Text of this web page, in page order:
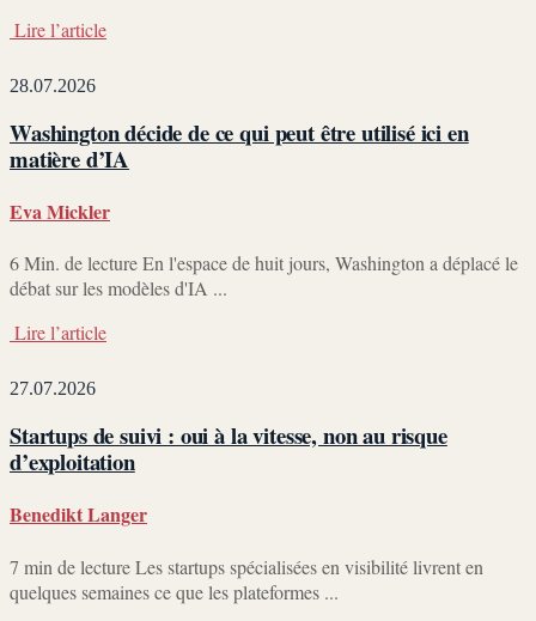
Lire l’article
28.07.2026
Washington décide de ce qui peut être utilisé ici en
matière d’IA
Eva Mickler
6 Min. de lecture En l'espace de huit jours, Washington a déplacé le
débat sur les modèles d'IA ...
Lire l’article
27.07.2026
Startups de suivi : oui à la vitesse, non au risque
d’exploitation
Benedikt Langer
7 min de lecture Les startups spécialisées en visibilité livrent en
quelques semaines ce que les plateformes ...